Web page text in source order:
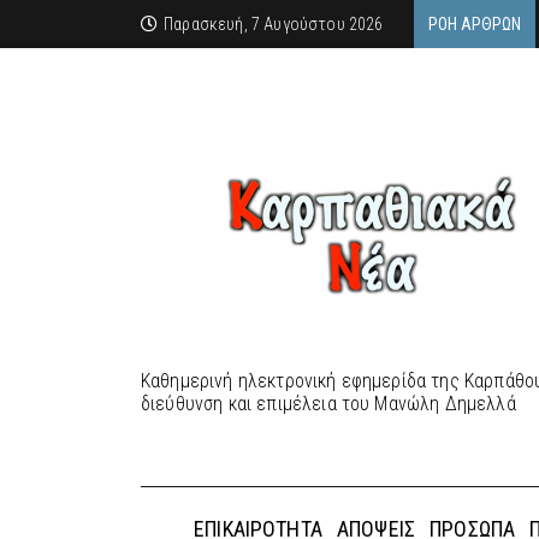
Παρασκευή, 7 Αυγούστου 2026 ΡΟΉ ΆΡΘΡΩΝ
Καθημερινή ηλεκτρονική εφημερίδα της
διεύθυνση και επιμέλεια του Μανώλη Δημελλά
ΕΠΙΚΑΙΡΌΤΗΤΑ ΑΠΌΨΕΙΣ ΠΡΌΣΩΠΑ